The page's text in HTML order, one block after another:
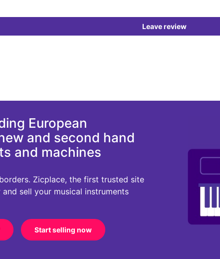
Leave review
European
and second hand
and machines
Zicplace, the first trusted site
sell your musical instruments
Start selling now